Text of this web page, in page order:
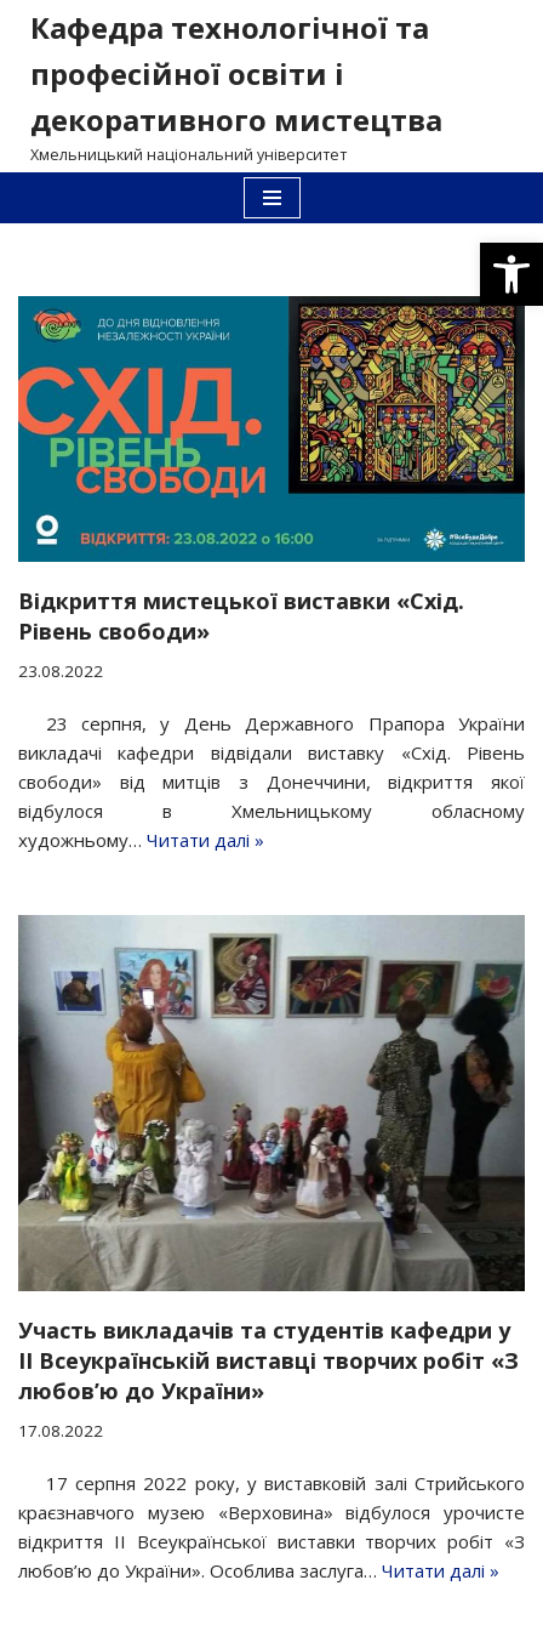
Перейти
вмісту
Кафедра технологічної та
професійної освіти і
декоративного мистецтва
Хмельницький національний університет
Відкриття мистецької виставки «Схід.
Рівень свободи»
23.08.2022
23 серпня, у День Державного Прапора України
викладачі кафедри відвідали виставку «Схід. Рівень
свободи» від митців з Донеччини, відкриття якої
відбулося в Хмельницькому обласному
художньому… Читати далі »
Участь викладачів та студентів кафедри у
ІІ Всеукраїнській виставці творчих робіт «З
любов’ю до України»
17.08.2022
17 серпня 2022 року, у виставковій залі Стрийського
краєзнавчого музею «Верховина» відбулося урочисте
відкриття ІІ Всеукраїнської виставки творчих робіт «З
любов’ю до України». Особлива заслуга… Читати далі »